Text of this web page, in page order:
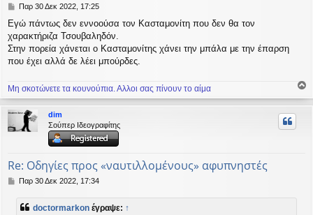
Δ
μ
ο
σ
ί
σ
η
Παρ 30 Δεκ 2022, 17:25
Εγώ πάντως δεν εννοούσα τον Κασταμονίτη που δεν θα τον
χαρακτήριζα Τσουβαληδόν.
Στην πορεία χάνεται ο Κασταμονίτης χάνει την μπάλα με την έπαρση
που έχει αλλά δε λέει μπούρδες.
Μη σκοτώνετε τα κουνούπια. Αλλοι σας πίνουν το αίμα
ο
ρ
dim
Σούπερ Ιδεογραφίτης
Re: Οδηγίες προς «ναυτιλλομένους» αφυπνηστές
ΔΠαρ 30 Δεκ 2022, 17:34
doctormarkon έγραψε: ↑